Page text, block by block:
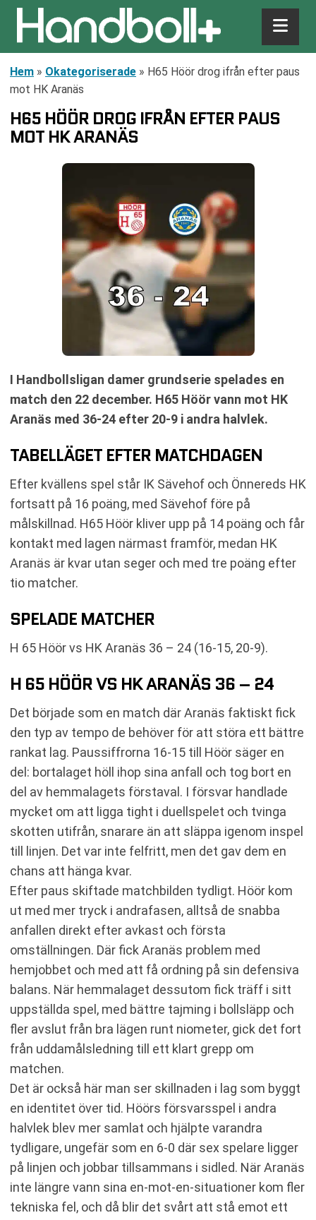
Hem » Okategoriserade » H65 Höör drog ifrån efter paus
mot HK Aranäs
H65 HÖÖR DROG IFRÅN EFTER PAUS
MOT HK ARANÄS
I Handbollsligan damer grundserie spelades en
match den 22 december. H65 Höör vann mot HK
Aranäs med 36-24 efter 20-9 i andra halvlek.
TABELLÄGET EFTER MATCHDAGEN
Efter kvällens spel står IK Sävehof och Önnereds HK
fortsatt på 16 poäng, med Sävehof före på
målskillnad. H65 Höör kliver upp på 14 poäng och får
kontakt med lagen närmast framför, medan HK
Aranäs är kvar utan seger och med tre poäng efter
tio matcher.
SPELADE MATCHER
H 65 Höör vs HK Aranäs 36 – 24 (16-15, 20-9).
H 65 HÖÖR VS HK ARANÄS 36 – 24
Det började som en match där Aranäs faktiskt fick
den typ av tempo de behöver för att störa ett bättre
rankat lag. Paussiffrorna 16-15 till Höör säger en
del: bortalaget höll ihop sina anfall och tog bort en
del av hemmalagets förstaval. I försvar handlade
mycket om att ligga tight i duellspelet och tvinga
skotten utifrån, snarare än att släppa igenom inspel
till linjen. Det var inte felfritt, men det gav dem en
chans att hänga kvar.
Efter paus skiftade matchbilden tydligt. Höör kom
ut med mer tryck i andrafasen, alltså de snabba
anfallen direkt efter avkast och första
omställningen. Där fick Aranäs problem med
hemjobbet och med att få ordning på sin defensiva
balans. När hemmalaget dessutom fick träff i sitt
uppställda spel, med bättre tajming i bollsläpp och
fler avslut från bra lägen runt niometer, gick det fort
från uddamålsledning till ett klart grepp om
matchen.
Det är också här man ser skillnaden i lag som byggt
en identitet över tid. Höörs försvarsspel i andra
halvlek blev mer samlat och hjälpte varandra
tydligare, ungefär som en 6-0 där sex spelare ligger
på linjen och jobbar tillsammans i sidled. När Aranäs
inte längre vann sina en-mot-en-situationer kom fler
tekniska fel, och då blir det svårt att stå emot ett